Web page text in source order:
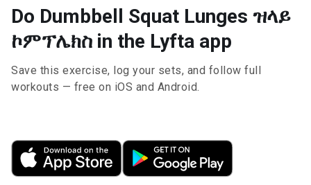
Do Dumbbell Squat Lunges ዝላይ
ኮምፕሌክስ in the Lyfta app
Save this exercise, log your sets, and follow full
workouts — free on iOS and Android.